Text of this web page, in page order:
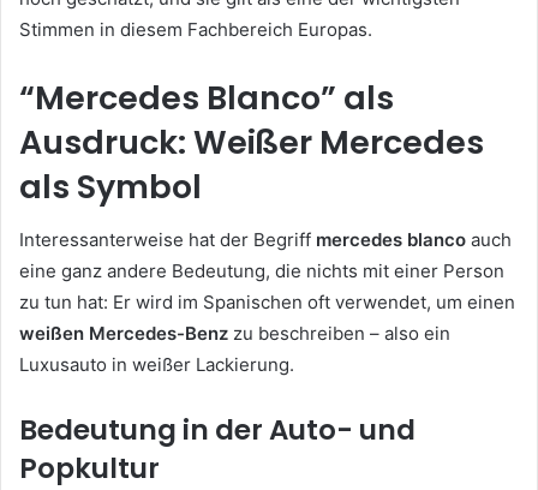
Stimmen in diesem Fachbereich Europas.
“Mercedes Blanco” als
Ausdruck: Weißer Mercedes
als Symbol
Interessanterweise hat der Begriff mercedes blanco auch
eine ganz andere Bedeutung, die nichts mit einer Person
zu tun hat: Er wird im Spanischen oft verwendet, um einen
weißen Mercedes-Benz zu beschreiben – also ein
Luxusauto in weißer Lackierung.
Bedeutung in der Auto- und
Popkultur